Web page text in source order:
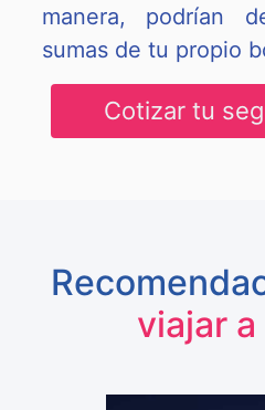
manera, podrían
sumas de tu propio
Cotizar tu
viajar